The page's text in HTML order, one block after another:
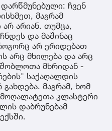
ჩვენ
მაგრამ
არიან. თუმცა,
და მაშინაც
არ ერიდებათ
არც მხილება და არც
მხრიდან -
საქაღალდის
მაგრამ, ხომ
კლასტერი
დაბრუნებამ